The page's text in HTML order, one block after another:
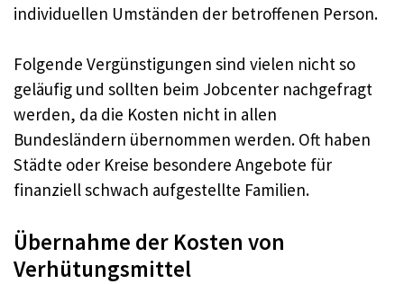
individuellen Umständen der betroffenen Person.
Folgende Vergünstigungen sind vielen nicht so
geläufig und sollten beim Jobcenter nachgefragt
werden, da die Kosten nicht in allen
Bundesländern übernommen werden. Oft haben
Städte oder Kreise besondere Angebote für
finanziell schwach aufgestellte Familien.
Übernahme der Kosten von
Verhütungsmittel